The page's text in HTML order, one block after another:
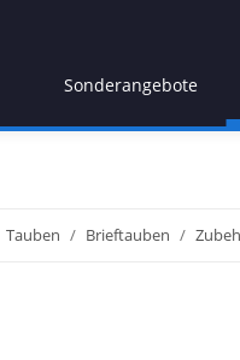
Sonderangebote
Tauben Brieftauben